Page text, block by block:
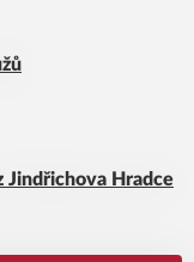
Jindřichova Hradce